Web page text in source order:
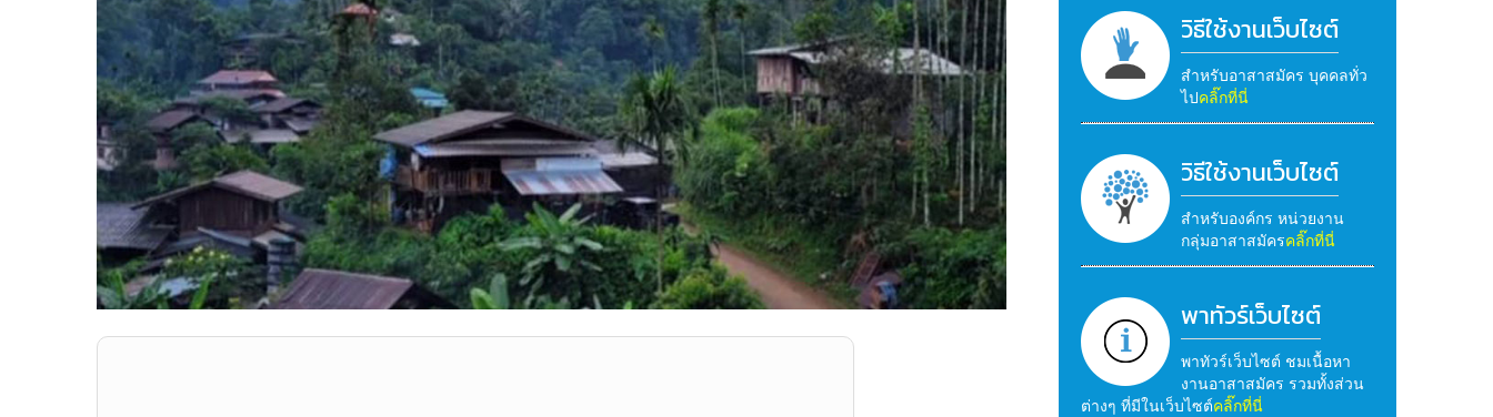
วิธีใช้งานเว็บไซต์
สำหรับอาสาสมัคร บุคคลทั่ว
ไปคลิ๊กที่นี่
วิธีใช้งานเว็บไซต์
สำหรับองค์กร หน่วยงาน
กลุ่มอาสาสมัครคลิ๊กที่นี่
พาทัวร์เว็บไซต์
พาทัวร์เว็บไซต์ ชมเนื้อหา
งานอาสาสมัคร รวมทั้งส่วน
ต่างๆ ที่มีในเว็บไซต์คลิ๊กที่นี่